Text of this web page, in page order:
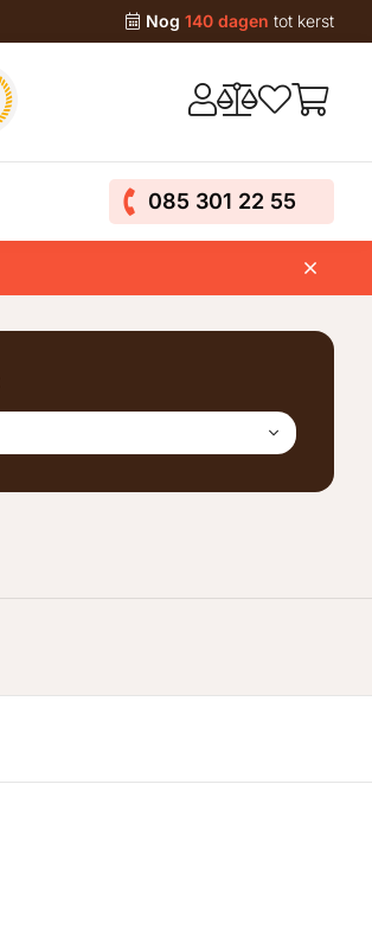
Nog 140 dagen tot kerst
085 301 22 55